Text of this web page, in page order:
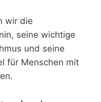
wir die
seine wichtige
und seine
für Menschen mit